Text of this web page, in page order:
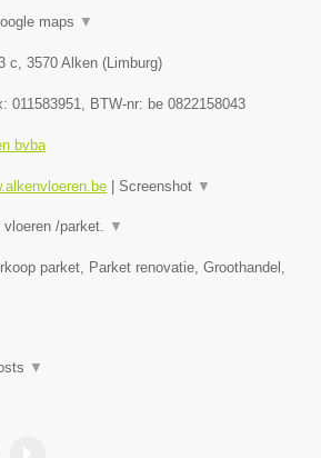
maps ▼
c 3570 Alken ( Limburg)
011583951 , BTW-nr: be 0822158043
bvba
Screenshot ▼
/parket. ▼
parket, Parket renovatie, Groothandel,
▼